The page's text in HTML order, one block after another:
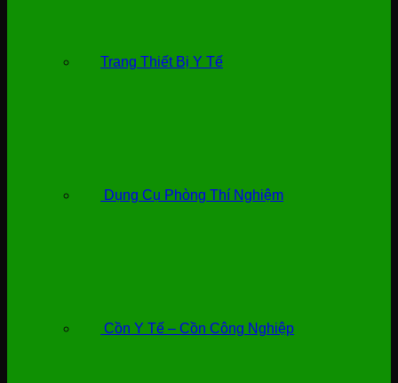
Trang Thiết Bị Y Tế
Dụng Cụ Phòng Thí Nghiệm
Cồn Y Tế – Cồn Công Nghiệp